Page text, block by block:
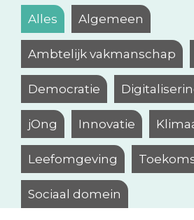
Alles Algemeen
Ambtelijk vakmanschap
Democratie
jOng Innovatie
Leefomgeving
Sociaal domein